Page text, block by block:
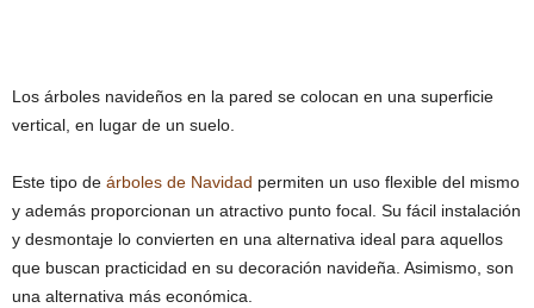
Los árboles navideños en la pared se colocan en una superficie
vertical, en lugar de un suelo.
Este tipo de árboles de Navidad permiten un uso flexible del mismo
y además proporcionan un atractivo punto focal. Su fácil instalación
y desmontaje lo convierten en una alternativa ideal para aquellos
que buscan practicidad en su decoración navideña. Asimismo, son
una alternativa más económica.